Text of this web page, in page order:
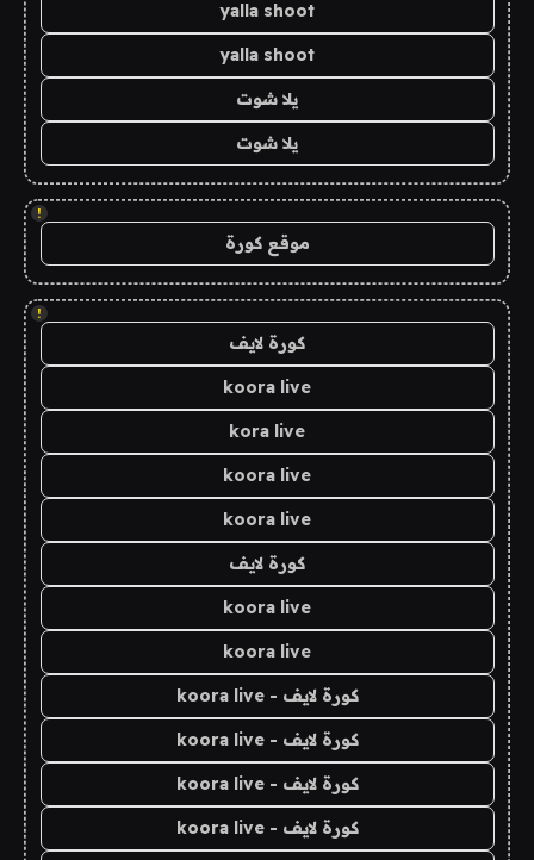
yalla shoot
yalla shoot
يلا شوت
يلا شوت
!
موقع كورة
!
كورة لايف
koora live
kora live
koora live
koora live
كورة لايف
koora live
koora live
كورة لايف - koora live
كورة لايف - koora live
كورة لايف - koora live
كورة لايف - koora live